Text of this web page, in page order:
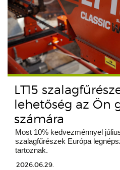
LT15
lehetőség az Ön
számára
Most 10% kedvezménnyel
szalagfűrészek Európa
tartoznak.
2026.06.29.